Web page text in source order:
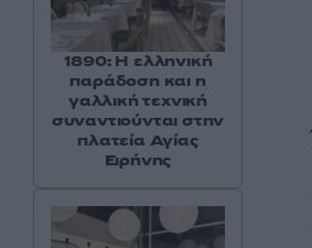
1890: Η ελληνική
παράδοση και η
γαλλική τεχνική
συναντιούνται στην
πλατεία Αγίας
Ειρήνης